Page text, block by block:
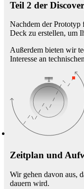
Teil 2 der
Nachdem der Prototyp
Deck zu erstellen, um
Außerdem bieten wir
Interesse an
Zeitplan und
Wir gehen davon aus,
dauern wird.